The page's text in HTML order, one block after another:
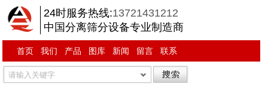
24时服务热线:13721431212
中国分离筛分设备专业制造商
首页 我们 产品 图库 新闻 留言 联系